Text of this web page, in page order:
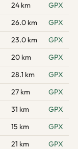
24 km
GPX
26.0 km
GPX
23.0 km
GPX
20 km
GPX
28.1 km
GPX
27 km
GPX
31 km
GPX
15 km
GPX
21 km
GPX